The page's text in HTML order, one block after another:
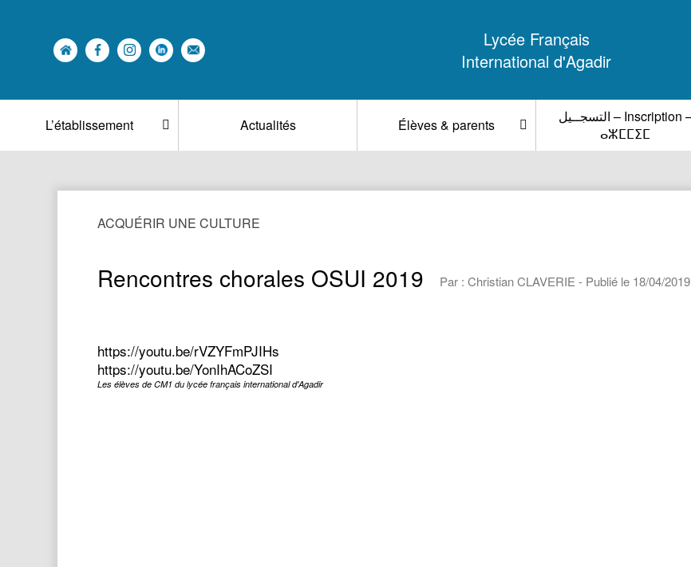
Lycée Français
International d'Agadir
L’établissement Actualités Élèves & parents
التسجــيل – Inscription –
ⴰⵣⵎⵎⵉⵎ
ACQUÉRIR UNE CULTURE
Rencontres chorales OSUI 2019 Par : Christian CLAVERIE - Publié le 18/04/2019
https://youtu.be/rVZYFmPJIHs
https://youtu.be/YonIhACoZSI
Les élèves de CM1 du lycée français international d'Agadir